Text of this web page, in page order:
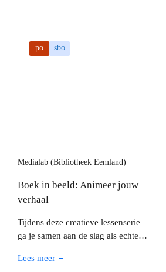
po sbo
Medialab (Bibliotheek Eemland)
Boek in beeld: Animeer jouw
verhaal
Tijdens deze creatieve lessenserie
ga je samen aan de slag als echte
van je eigen boekverhaal!
Lees meer